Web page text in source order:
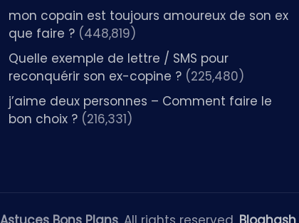
mon copain est toujours amoureux de son ex
que faire ? (448,819)
Quelle exemple de lettre / SMS pour
reconquérir son ex-copine ? (225,480)
j’aime deux personnes – Comment faire le
bon choix ? (216,331)